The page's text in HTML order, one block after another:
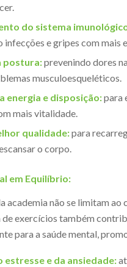
do sistema
infecções e gripes com mais
postura:prevenindo dores
musculoesqueléticos.
energia e disposição:para
mais vitalidade.
qualidade:para
o corpo.
em Equilíbrio:
academia não se limitam ao
exercícios também
para a saúde mental,
estresse e da ansiedade: